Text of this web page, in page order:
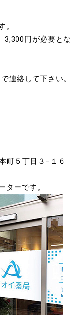
。
円が必要とな
連絡して下さい。
町５丁目３−１６
ターです。